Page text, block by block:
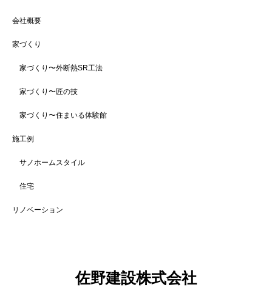
会社概要
家づくり
家づくり〜外断熱SR工法
家づくり〜匠の技
家づくり〜住まいる体験館
施工例
サノホームスタイル
住宅
リノベーション
佐野建設株式会社